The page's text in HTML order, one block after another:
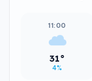
11:00
31°
4%